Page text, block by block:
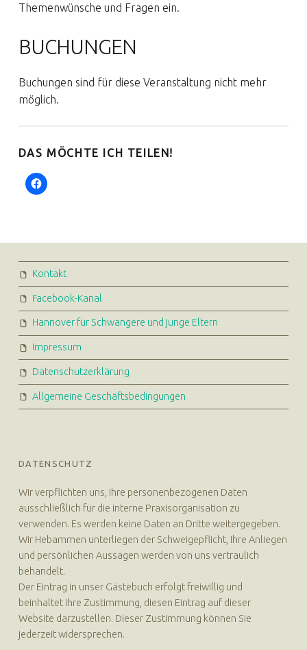
Themenwünsche und Fragen ein.
BUCHUNGEN
Buchungen sind für diese Veranstaltung nicht mehr
möglich.
DAS MÖCHTE ICH TEILEN!
FOOTER SIDEBAR
Kontakt
Facebook-Kanal
Hannover für Schwangere und junge Eltern
Impressum
Datenschutzerklärung
Allgemeine Geschäftsbedingungen
DATENSCHUTZ
Wir verpflichten uns, Ihre personenbezogenen Daten
ausschließlich für die interne Praxisorganisation zu
verwenden. Es werden keine Daten an Dritte weitergegeben.
Wir Hebammen unterliegen der Schweigepflicht, Ihre Anliegen
und persönlichen Aussagen werden von uns vertraulich
behandelt.
Der Eintrag in unser Gästebuch erfolgt freiwillig und
beinhaltet Ihre Zustimmung, diesen Eintrag auf dieser
Website darzustellen. Dieser Zustimmung können Sie
jederzeit widersprechen.